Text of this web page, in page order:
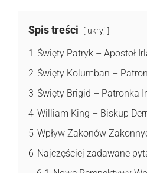
Spis treści ukryj
1 Święty Patryk – Apostoł
2 Święty Kolumban –
3 Święty Brigid – Patronka
4 William King – Biskup
5 Wpływ Zakonów
6 Najczęściej zadawane